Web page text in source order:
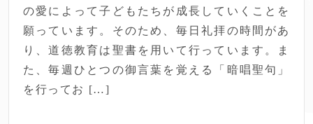
の愛によって子どもたちが成長していくことを
願っています。そのため、毎日礼拝の時間があ
り、道徳教育は聖書を用いて行っています。ま
た、毎週ひとつの御言葉を覚える「暗唱聖句」
を行ってお […]